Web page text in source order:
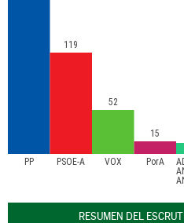
PP PSOE-A VOX PorA
119
52
15
RESUMEN DEL